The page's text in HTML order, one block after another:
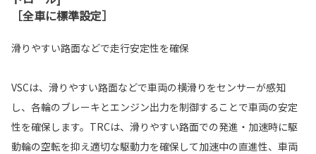
［全車に標準設定］
滑りやすい路面などで走行安定性を確保
VSCは、滑りやすい路面などで車両の横滑りをセンサーが感知
し、各輪のブレーキとエンジン出力を制御することで車両の安定
性を確保します。TRCは、滑りやすい路面での発進・加速時に駆
動輪の空転を抑え適切な駆動力を確保して加速中の直進性、車両